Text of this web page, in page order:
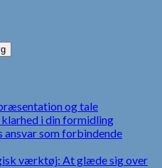
og tale
i din formidling
som forbindende
værktøj: At glæde sig over